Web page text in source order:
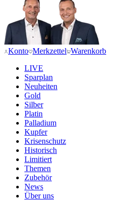
Konto Merkzettel Warenkorb
LIVE
Sparplan
Neuheiten
Gold
Silber
Platin
Palladium
Kupfer
Krisenschutz
Historisch
Limitiert
Themen
Zubehör
News
Über uns